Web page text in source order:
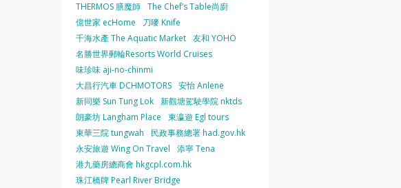
THERMOS 膳魔師 The Chef’s Table尚廚
億世家 ecHome
刀嘜 Knife
千海水產 The Aquatic Market 友和 YOHO
名勝世界郵輪Resorts World Cruises
味珍味 aji-no-chinmi
大昌行汽車 DCHMOTORS 安怡 Anlene
新同樂 Sun Tung Lok 新觀塘駕駛學院 nktds
朗豪坊 Langham Place
東瀛遊 Egl tours
東華三院 tungwah
民政事務總署 had.gov.hk
永安旅遊 Wing On Travel
添寧 Tena
港九藥房總商會 hkgcpl.com.hk
珠江橋牌 Pearl River Bridge